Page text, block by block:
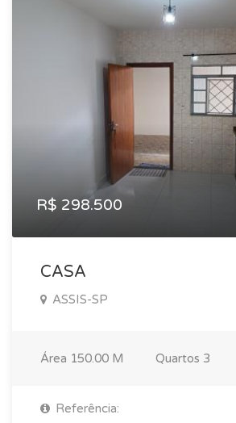
R$ 298.500
CASA
ASSIS-SP
Área 150.00 M Quartos 3
Referência: